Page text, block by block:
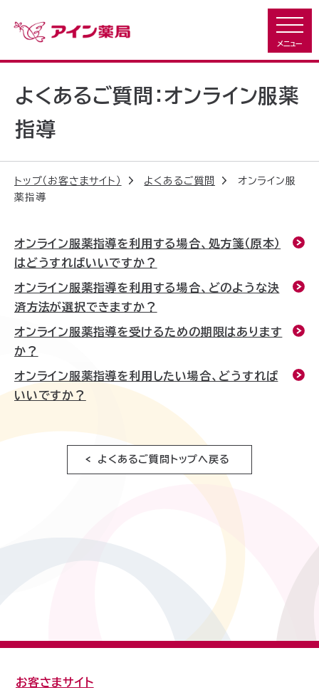
よくあるご質問：オンライン服薬
指導
トップ（お客さまサイト） よくあるご質問
オンライン服
薬指導
オンライン服薬指導を利用する場合、処方箋（原本）
はどうすればいいですか？
オンライン服薬指導を利用する場合、どのような決
済方法が選択できますか？
オンライン服薬指導を受けるための期限はあります
か？
オンライン服薬指導を利用したい場合、どうすれば
いいですか？
よくあるご質問トップへ戻る
お客さまサイト